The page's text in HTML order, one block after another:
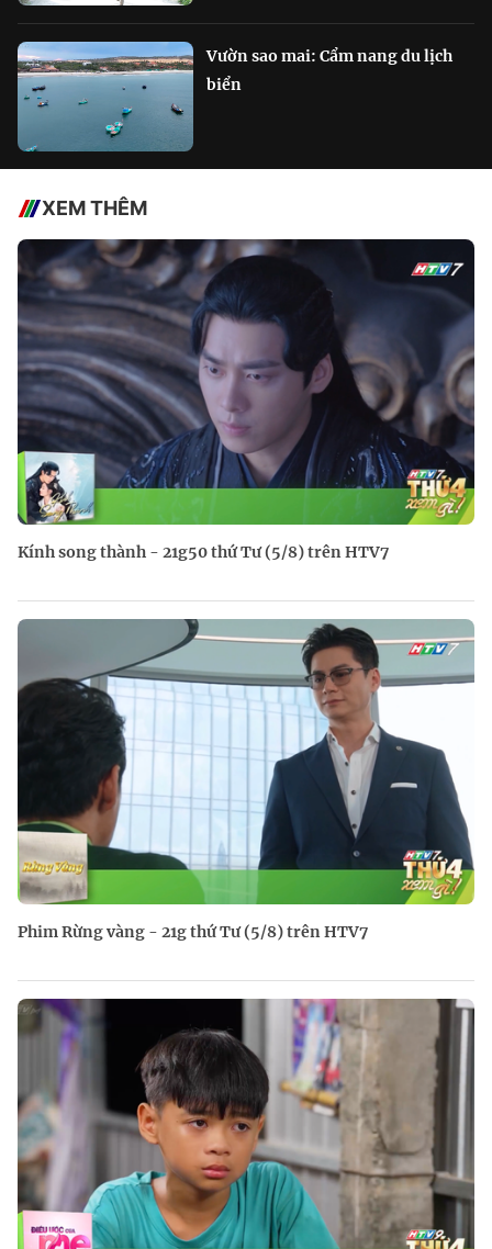
Vườn sao mai: Cẩm nang du lịch
biển
XEM THÊM
Kính song thành - 21g50 thứ Tư (5/8) trên HTV7
Phim Rừng vàng - 21g thứ Tư (5/8) trên HTV7